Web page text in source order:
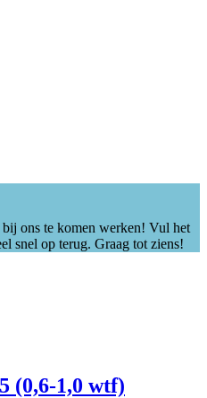
ons te komen werken! Vul het
snel op terug. Graag tot ziens!
(0,6-1,0 wtf)